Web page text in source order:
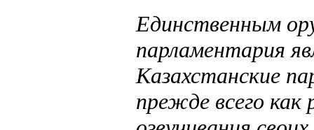
Единственным
парламентария
Казахстанские
прежде всего как